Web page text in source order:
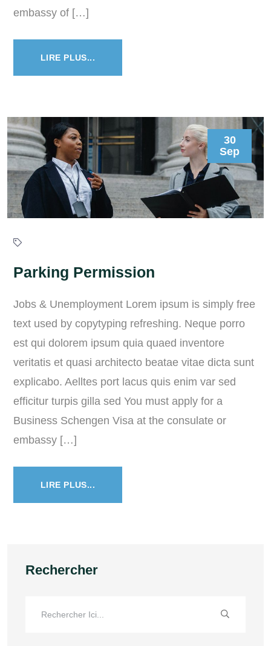
embassy of […]
LIRE PLUS...
30
Sep
Parking Permission
Jobs & Unemployment Lorem ipsum is simply free
text used by copytyping refreshing. Neque porro
est qui dolorem ipsum quia quaed inventore
veritatis et quasi architecto beatae vitae dicta sunt
explicabo. Aelltes port lacus quis enim var sed
efficitur turpis gilla sed You must apply for a
Business Schengen Visa at the consulate or
embassy […]
LIRE PLUS...
Rechercher